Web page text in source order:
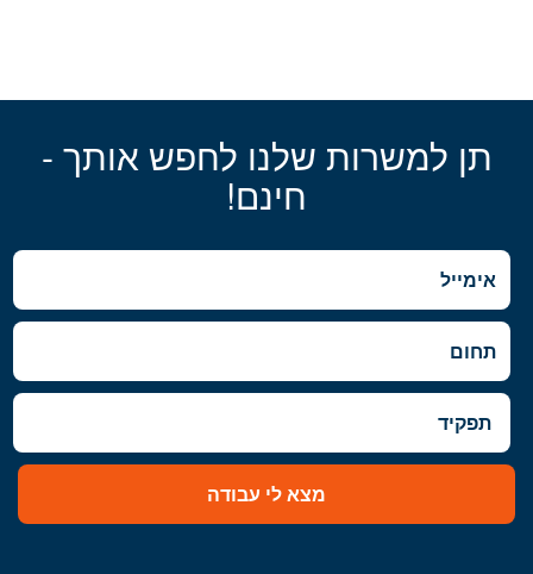
תן למשרות שלנו לחפש אותך -
חינם!
מצא לי עבודה